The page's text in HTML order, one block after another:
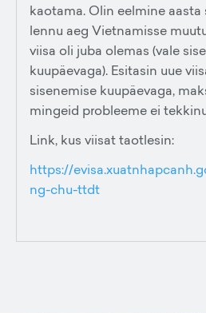
kaotama. Olin eelmine aasta
lennu aeg Vietnamisse
viisa oli juba olemas (vale
kuupäevaga). Esitasin uue
sisenemise kuupäevaga,
mingeid probleeme ei
Link, kus viisat taotlesin:
https://
ng-chu-ttdt